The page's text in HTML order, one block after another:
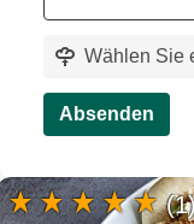
Wählen Sie
Absenden